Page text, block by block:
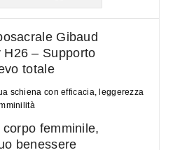
Gibaud
H26 – Supporto
totale
schiena con efficacia, leggerezza
femminile,
benessere